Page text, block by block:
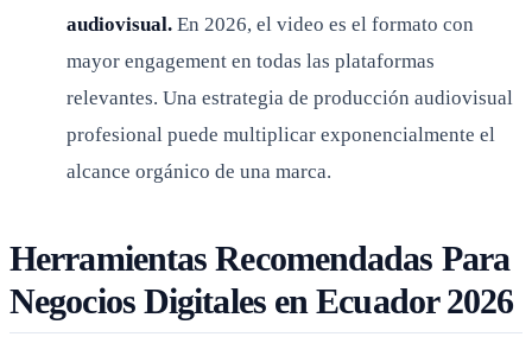
audiovisual. En 2026, el video es el formato con
mayor engagement en todas las plataformas
relevantes. Una estrategia de producción audiovisual
profesional puede multiplicar exponencialmente el
alcance orgánico de una marca.
Herramientas Recomendadas Para
Negocios Digitales en Ecuador 2026